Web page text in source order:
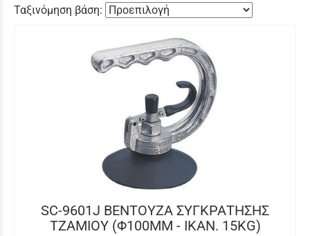
Ταξινόμηση βάση:
SC-9601J ΒΕΝΤΟΥΖΑ ΣΥΓΚΡΑΤΗΣΗΣ
ΤΖΑΜΙΟΥ (Φ100MM - ΙΚΑΝ. 15KG)